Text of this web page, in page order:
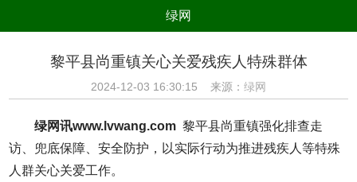
绿网
健康
时尚 家居 新技术 新能源
环境保护 节能减排
黎平县尚重镇关心关爱残疾人特殊群体
2024-12-03 16:30:15 来源： 绿网
绿网讯www.lvwang.com黎平县尚重镇强化排查走
访、兜底保障、安全防护，以实际行动为推进残疾人等特殊
人群关心关爱工作。